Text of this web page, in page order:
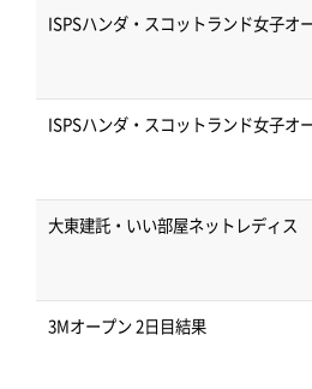
ISPSハンダ・スコットランド女子オ
ISPSハンダ・スコットランド女子オ
大東建託・いい部屋ネットレディス
3Mオープン 2日目結果